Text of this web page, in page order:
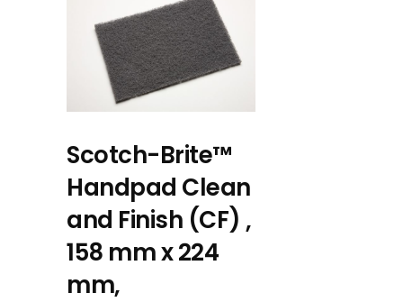
Scotch-Brite™
Handpad Clean
and Finish (CF) ,
158 mm x 224
mm,